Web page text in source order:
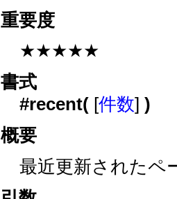
重要度
★★★★★
書式
#recent( [件数])
概要
最近更新されたペ